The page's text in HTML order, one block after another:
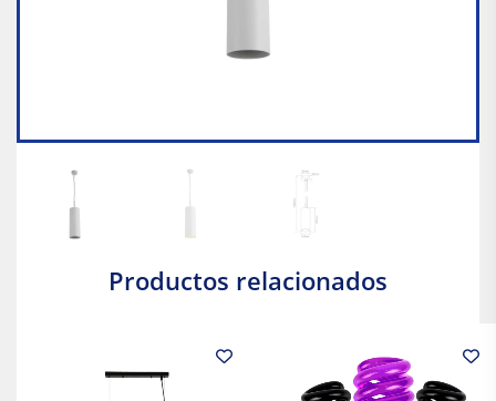
Productos relacionados